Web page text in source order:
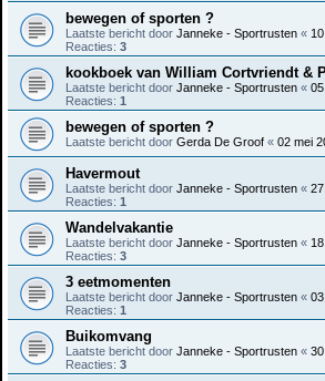
bewegen of sporten ?
Laatste bericht door Janneke - Sportrusten «
Reacties: 3
kookboek van William Cortvriendt &
Laatste bericht door Janneke - Sportrusten «
Reacties: 1
bewegen of sporten ?
Laatste bericht door Gerda De Groof « 02 mei
Havermout
Laatste bericht door Janneke - Sportrusten «
Reacties: 1
Wandelvakantie
Laatste bericht door Janneke - Sportrusten «
Reacties: 3
3 eetmomenten
Laatste bericht door Janneke - Sportrusten «
Reacties: 1
Buikomvang
Laatste bericht door Janneke - Sportrusten «
Reacties: 3